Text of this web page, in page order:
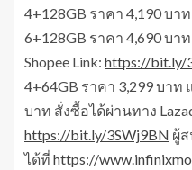
4+128GB ราคา 4,190
6+128GB ราคา 4,690 บ
Shopee Link: https://bit.ly/
4+64GB ราคา 3,299 บาท
บาท สั่งซื้อได้ผ่านทาง
https://bit.ly/3SWj9BN ผู้
ได้ที่ https://